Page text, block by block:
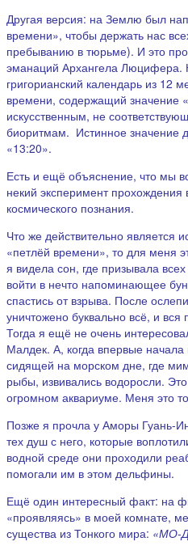
Другая версия: на Землю был
времени», чтобы держать нас
пребыванию в тюрьме). И это
эманаций Архангела
григорианский календарь из 12
времени, содержащий значение
искусственным, не
биоритмам. Истинное значение
«13:20».
Есть и ещё объяснение, что мы
некий эксперимент прохождения
космического познания.
Что же действительно является
«петлёй времени», то для меня
я видела сон, где призывала
войти в нечто напоминающее
спастись от взрыва. После
уничтожено буквально всё, и вся
Тогда я ещё не очень
Малдек. А, когда впервые
сидящей на морском дне, где
рыбы, извивались водоросли.
огромном аквариуме. Меня это
Позже я прочла у Аморы Гуань-
тех душ с него, которые
водной среде они проходили
помогали им в этом дельфины.
Ещё один интересный факт: на
«проявляясь» в моей комнате,
существа из Тонкого мира: «МО-